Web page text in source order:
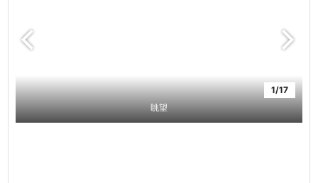
眺望
1/17